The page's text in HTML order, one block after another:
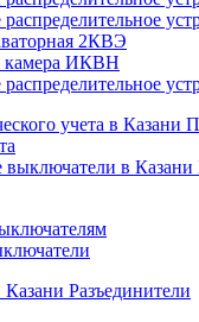
2КВЭ
камера ИКВН
Разъединители